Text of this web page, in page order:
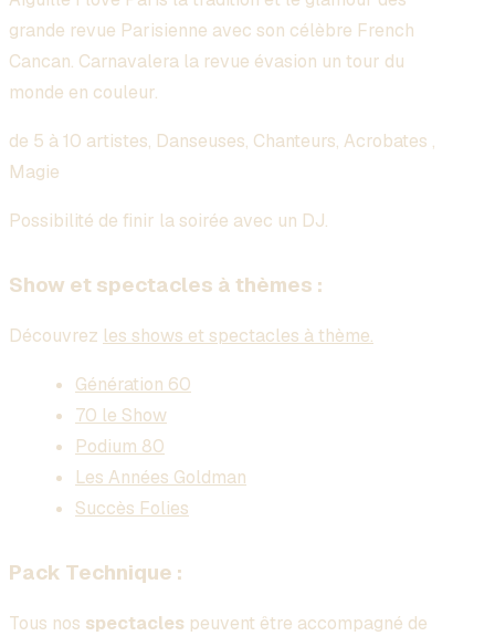
grande revue Parisienne avec son célèbre French
Cancan. Carnavalera la revue évasion un tour du
monde en couleur.
de 5 à 10 artistes, Danseuses, Chanteurs, Acrobates ,
Magie
Possibilité de finir la soirée avec un DJ.
Show et spectacles à thèmes :
Découvrez les shows et spectacles à thème.
Génération 60
70 le Show
Podium 80
Les Années Goldman
Succès Folies
Pack Technique :
Tous nos spectacles peuvent être accompagné de